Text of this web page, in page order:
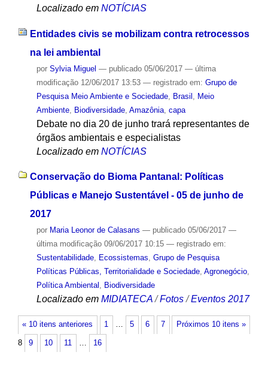
Localizado em NOTÍCIAS
Entidades civis se mobilizam contra retrocessos
na lei ambiental
por Sylvia Miguel — publicado05/06/2017 — última
modificação12/06/2017 13:53 — registrado em: Grupo de
Pesquisa Meio Ambiente e Sociedade, Brasil
Meio
Ambiente, Biodiversidade, Amazônia, capa
Debate no dia 20 de junho trará representantes de
órgãos ambientais e especialistas
Localizado em NOTÍCIAS
Conservação do Bioma Pantanal: Políticas
Públicas e Manejo Sustentável - 05 de junho de
2017
por Maria Leonor de Calasans — publicado05/06/2017 —
última modificação09/06/2017 10:15 — registrado em:
Sustentabilidade, Ecossistemas, Grupo de Pesquisa
Políticas Públicas, Territorialidade e Sociedade, Agronegócio,
Política Ambiental , Biodiversidade
Localizado em MIDIATECA /Fotos /Eventos 2017
« 10 itens anteriores Próximos 10 itens »
1 … 5 6 7
8 9 10 11 … 16